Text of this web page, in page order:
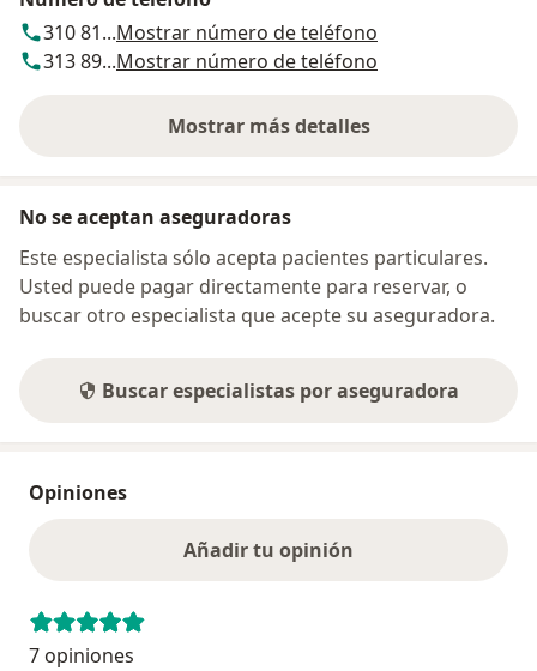
310 81...Mostrar número de teléfono
313 89...Mostrar número de teléfono
Mostrar más detalles
sobre la dirección
No se aceptan aseguradoras
Este especialista sólo acepta pacientes particulares.
Usted puede pagar directamente para reservar, o
buscar otro especialista que acepte su aseguradora.
Buscar especialistas por aseguradora
Opiniones
Añadir tu opinión
7 opiniones